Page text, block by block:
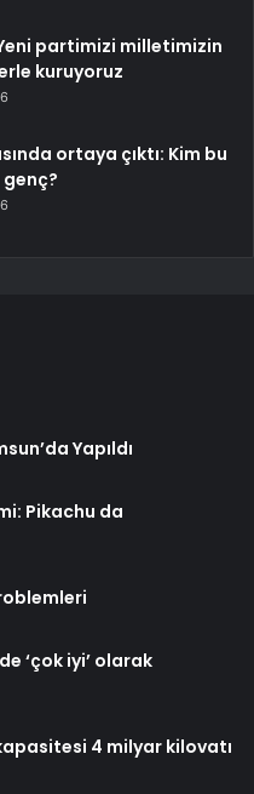
partimizi milletimizin
kuruyoruz
ortaya çıktı: Kim bu
Yapıldı
Pikachu da
‘çok iyi’ olarak
4 milyar kilovatı